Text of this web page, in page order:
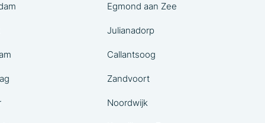
Egmond aan Zee
Julianadorp
Callantsoog
Zandvoort
Noordwijk